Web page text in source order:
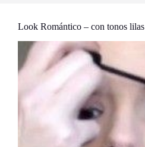
Look Romántico – con tonos lilas